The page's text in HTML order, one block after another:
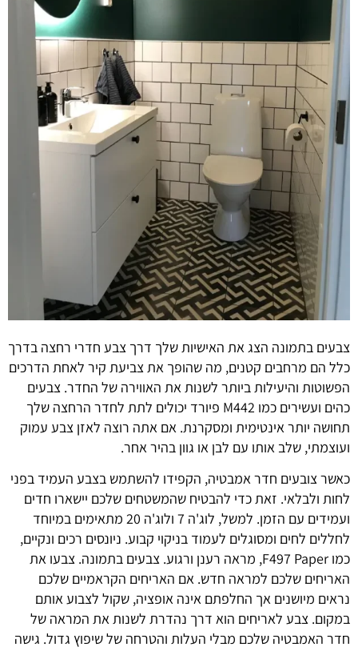
צבעים בתמונה הצג את האישיות שלך דרך צבע חדרי רחצה בדרך
כלל הם מרחבים קטנים, מה שהופך את צביעת קיר לאחת הדרכים
הפשוטות והיעילות ביותר לשנות את האווירה של החדר. צבעים
כהים ועשירים כמו
פיורד יכולים לתת לחדר הרחצה שלך
תחושה יותר אינטימית ומסקרנת. אם אתה רוצה לאזן צבע עמוק
ועוצמתי, שלב אותו עם לבן או גוון בהיר אחר.
כאשר צובעים חדר אמבטיה, הקפידו להשתמש בצבע העמיד בפני
לחות ולבלאי. זאת כדי להבטיח שהמשטחים שלכם יישארו חדים
ועמידים עם הזמן. למשל, לוג'ה 7 ולוג'ה 20 מתאימים במיוחד
לחללים לחים ומסוגלים לעמוד בניקוי קבוע. ניונסים רכים ונקיים,
כמו
מראה רענן ורגוע. צבעים בתמונה. צבעו את
האריחים שלכם למראה חדש. אם האריחים הקראמיים שלכם
נראים מיושנים אך החלפתם אינה אופציה, שקול לצבוע אותם
במקום. צבע לאריחים הוא דרך נהדרת לשנות את המראה של
חדר האמבטיה שלכם מבלי העלות והטרחה של שיפוץ גדול. גישה